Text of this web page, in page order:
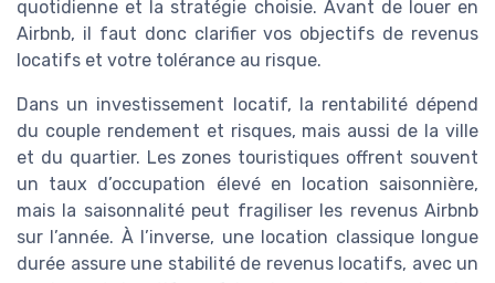
quotidienne et la stratégie choisie. Avant de louer en
Airbnb, il faut donc clarifier vos objectifs de revenus
locatifs et votre tolérance au risque.
Dans un investissement locatif, la rentabilité dépend
du couple rendement et risques, mais aussi de la ville
et du quartier. Les zones touristiques offrent souvent
un taux d’occupation élevé en location saisonnière,
mais la saisonnalité peut fragiliser les revenus Airbnb
sur l’année. À l’inverse, une location classique longue
durée assure une stabilité de revenus locatifs, avec un